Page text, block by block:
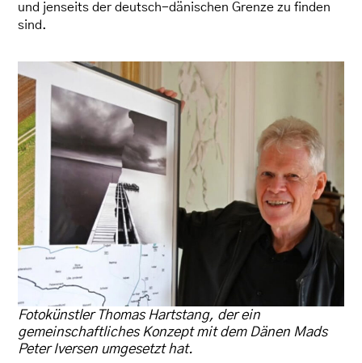
und jenseits der deutsch-dänischen Grenze zu finden
sind.
Fotokünstler Thomas Hartstang, der ein
gemeinschaftliches Konzept mit dem Dänen Mads
Peter Iversen umgesetzt hat.